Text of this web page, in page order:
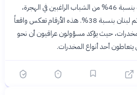
تونس تتصدر الدول العربية بنسبة 46% من الشباب الراغبين في الهجرة،
تليها الأردن بنسبة 42%، ثم لبنان بنسبة 38%. هذه الأرقام تعكس واقعاً
حيث يؤكد مسؤولون عراقيون أن نحو